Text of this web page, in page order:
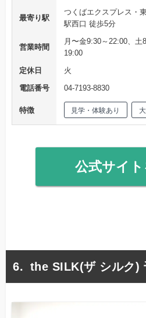
最寄り駅
つくばエクスプレス・
駅西口 徒歩5分
営業時間
月〜金9:30～22:00、土
19:00
定休日
火
電話番号
04-7193-8830
特徴 見学・体験あり
公式サイ
the SILK(ザ シルク)